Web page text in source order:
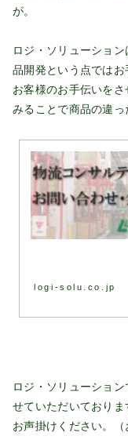
が。
ロジ・ソリューショ
品開発という点では
お客様のお手伝いを
みることで商品の違っ
logi-solu.co.jp
ロジ・ソリューショ
せていただいており
お声掛けください。